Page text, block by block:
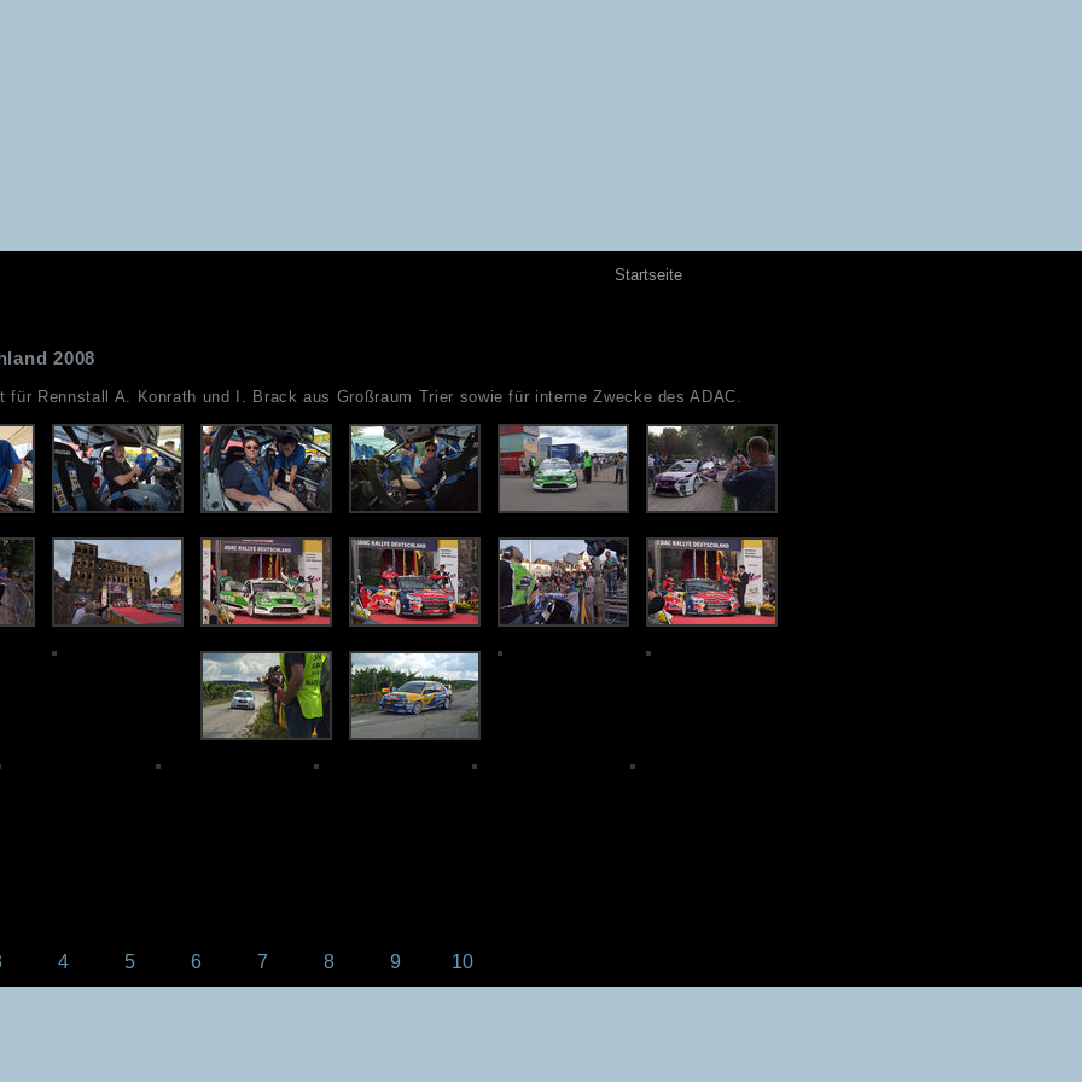
Startseite
2008
für Rennstall A. Konrath und I. Brack aus Großraum Trier sowie für interne Zwecke des ADAC.
4 5 6 7 8 9 10